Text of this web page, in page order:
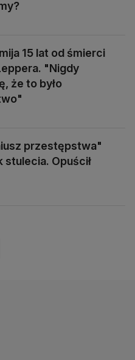
15 lat od śmierci
"Nigdy
że to było
przestępstwa"
stulecia. Opuścił